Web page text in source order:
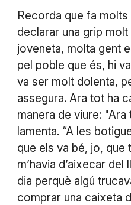
Recorda que fa
declarar una grip
joveneta, molta gent
pel poble que és, hi
va ser molt dolenta,
assegura. Ara tot ha
manera de viure:
lamenta. “A les
que els va bé, jo, que
m’havia d’aixecar
dia perquè algú
comprar una caixeta